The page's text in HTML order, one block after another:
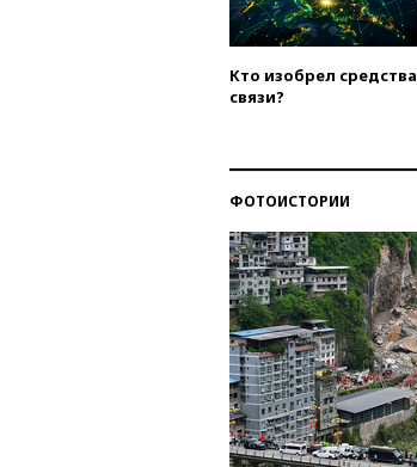
Кто изобрел средства
связи?
ФОТОИСТОРИИ